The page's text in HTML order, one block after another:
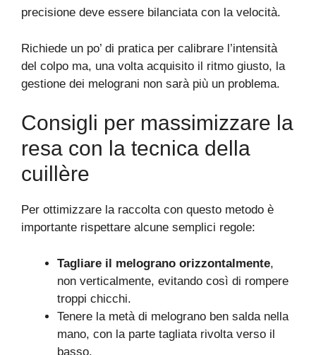
precisione deve essere bilanciata con la velocità.
Richiede un po’ di pratica per calibrare l’intensità
del colpo ma, una volta acquisito il ritmo giusto, la
gestione dei melograni non sarà più un problema.
Consigli per massimizzare la
resa con la tecnica della
cuillère
Per ottimizzare la raccolta con questo metodo è
importante rispettare alcune semplici regole:
Tagliare il melograno orizzontalmente,
non verticalmente, evitando così di rompere
troppi chicchi.
Tenere la metà di melograno ben salda nella
mano, con la parte tagliata rivolta verso il
basso.